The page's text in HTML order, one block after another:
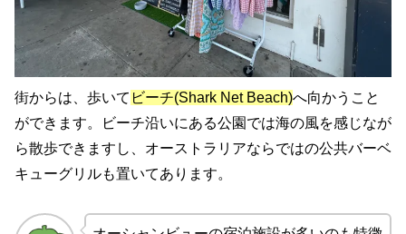
街からは、歩いて ビーチ(Shark Net Beach)へ向かうこと
ができます。ビーチ沿いにある公園では海の風を感じなが
ら散歩できますし、オーストラリアならではの公共バーベ
キューグリルも置いてあります。